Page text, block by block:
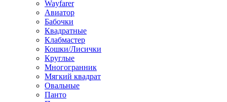
Wayfarer
Авиатор
Бабочки
Квадратные
Клабмастер
Кошки/Лисички
Круглые
Многогранник
Мягкий квадрат
Овальные
Панто